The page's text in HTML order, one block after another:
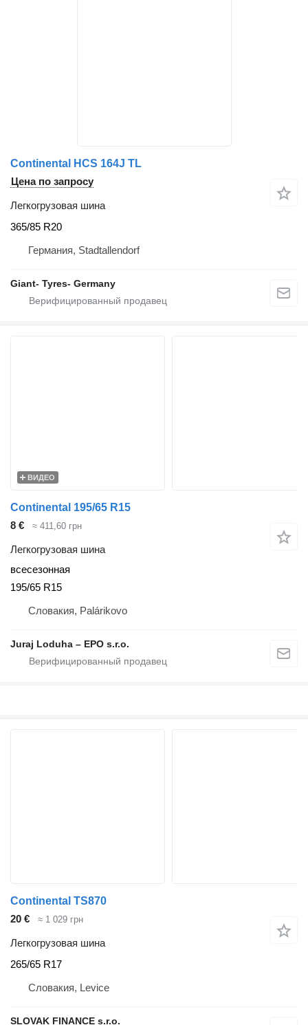
Continental HCS 164J TL
Цена по запросу
Легкогрузовая шина
365/85 R20
Германия, Stadtallendorf
Giant- Tyres- Germany
ВИДЕО
Continental 195/65 R15
8 €
≈ 411,60 грн
Легкогрузовая шина
всесезонная
195/65 R15
Словакия, Palárikovo
Juraj Loduha – EPO s.r.o.
Continental TS870
20 €
≈ 1 029 грн
Легкогрузовая шина
265/65 R17
Словакия, Levice
SLOVAK FINANCE s.r.o.